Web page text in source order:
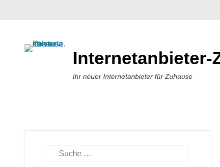
Internetanbieter-
Ihr neuer Internetanbieter für Zuhause
Suchen